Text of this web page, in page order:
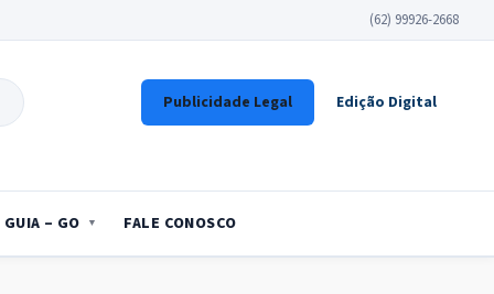
(62) 99926-2668
Publicidade Legal Edição Digital
GUIA – GO FALE CONOSCO